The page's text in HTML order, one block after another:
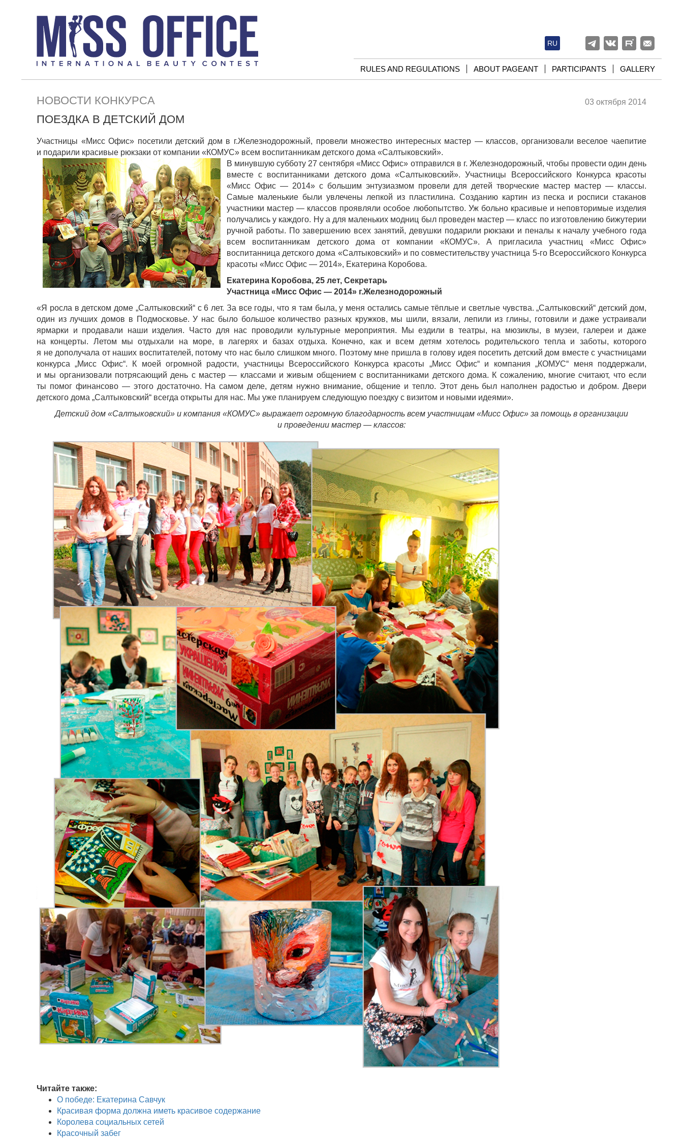
RU
RULES AND REGULATIONS ABOUT PAGEANT PARTICIPANTS GALLERY
НОВОСТИ КОНКУРСА 03 октября 2014
ПОЕЗДКА В ДЕТСКИЙ ДОМ
Участницы «Мисс Офис» посетили детский дом в г.Железнодорожный, провели множество интересных мастер — классов, организовали веселое чаепитие
и подарили красивые рюкзаки от компании «КОМУС» всем воспитанникам детского дома «Салтыковский».
В минувшую субботу 27 сентября «Мисс Офис» отправился в г. Железнодорожный, чтобы провести один день
вместе с воспитанниками детского дома «Салтыковский». Участницы Всероссийского Конкурса красоты
«Мисс Офис — 2014» с большим энтузиазмом провели для детей творческие мастер мастер — классы.
Самые маленькие были увлечены лепкой из пластилина. Созданию картин из песка и росписи стаканов
участники мастер — классов проявляли особое любопытство. Уж больно красивые и неповторимые изделия
получались у каждого. Ну а для маленьких модниц был проведен мастер — класс по изготовлению бижутерии
ручной работы. По завершению всех занятий, девушки подарили рюкзаки и пеналы к началу учебного года
всем воспитанникам детского дома от компании «КОМУС». А пригласила участниц «Мисс Офис»
воспитанница детского дома «Салтыковский» и по совместительству участница 5-го Всероссийского Конкурса
красоты «Мисс Офис — 2014», Екатерина Коробова.
Екатерина Коробова, 25 лет, Секретарь
Участница «Мисс Офис — 2014» г.Железнодорожный
«Я росла в детском доме „Салтыковский“ с 6 лет. За все годы, что я там была, у меня остались самые тёплые и светлые чувства. „Салтыковский“ детский дом,
один из лучших домов в Подмосковье. У нас было большое количество разных кружков, мы шили, вязали, лепили из глины, готовили и даже устраивали
ярмарки и продавали наши изделия. Часто для нас проводили культурные мероприятия. Мы ездили в театры, на мюзиклы, в музеи, галереи и даже
на концерты. Летом мы отдыхали на море, в лагерях и базах отдыха. Конечно, как и всем детям хотелось родительского тепла и заботы, которого
я не дополучала от наших воспитателей, потому что нас было слишком много. Поэтому мне пришла в голову идея посетить детский дом вместе с участницами
конкурса „Мисс Офис“. К моей огромной радости, участницы Всероссийского Конкурса красоты „Мисс Офис“ и компания „КОМУС“ меня поддержали,
и мы организовали потрясающий день с мастер — классами и живым общением с воспитанниками детского дома. К сожалению, многие считают, что если
ты помог финансово — этого достаточно. На самом деле, детям нужно внимание, общение и тепло. Этот день был наполнен радостью и добром. Двери
детского дома „Салтыковский“ всегда открыты для нас. Мы уже планируем следующую поездку с визитом и новыми идеями».
Детский дом «Салтыковский» и компания «КОМУС» выражает огромную благодарность всем участницам «Мисс Офис» за помощь в организации
и проведении мастер — классов:
Читайте также:
О победе: Екатерина Савчук
Красивая форма должна иметь красивое содержание
Королева социальных сетей
Красочный забег